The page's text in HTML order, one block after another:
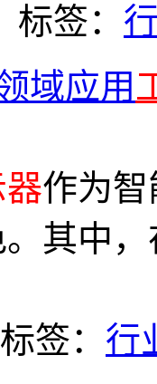
标签：
域应用
作为
其中
标签： 行